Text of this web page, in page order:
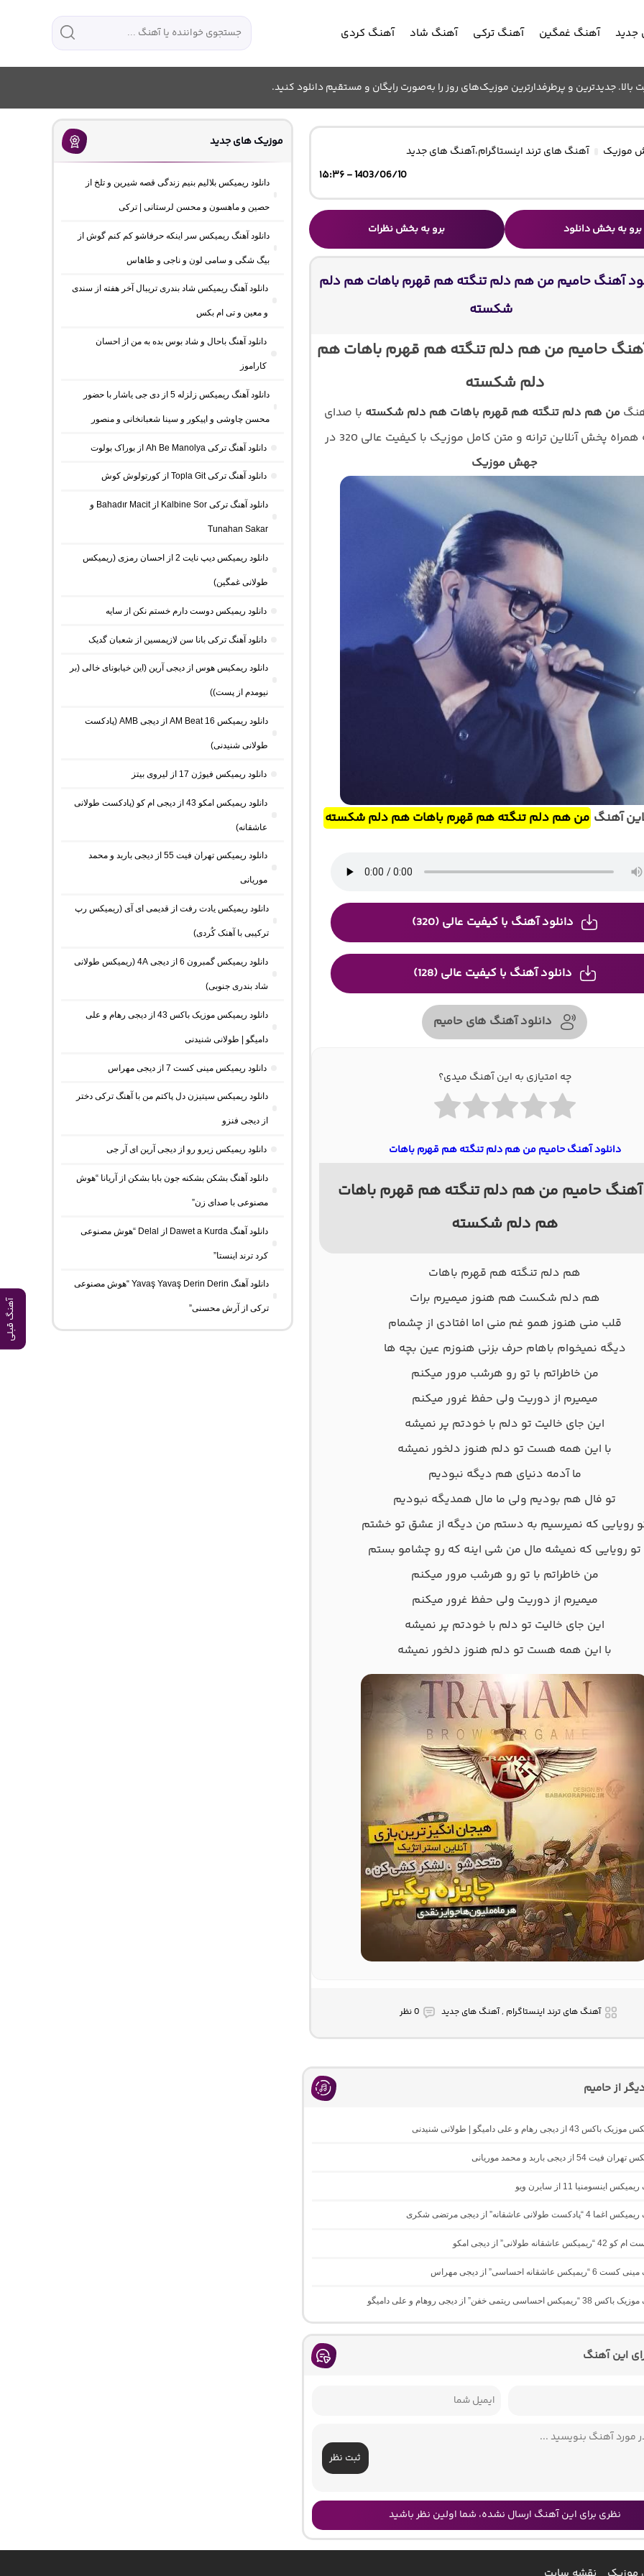
آهنگ قبلی
جدید آهنگ غمگین آهنگ ترکی آهنگ شاد آهنگ کردی
جدیدترین و پرطرفدارترین موزیک‌های روز را به‌صورت رایگان و مستقیم دانلود کنید.
موزیک آهنگ های ترند اینستاگرام،آهنگ های جدید
1403/06/10 - ۱۵:۳۶
برو به بخش دانلود برو به بخش نظرات
آهنگ حامیم من هم دلم تنگته هم قهرم باهات هم دلم
شکسته
آهنگ حامیم من هم دلم تنگته هم قهرم باهات هم
دلم شکسته
من هم دلم تنگته هم قهرم باهات هم دلم شکسته با صدای
همراه پخش آنلاین ترانه و متن کامل موزیک با کیفیت عالی 320 در
جهش موزیک
آهنگ من هم دلم تنگته هم قهرم باهات هم دلم شکسته
دانلود آهنگ با کیفیت عالی (320)
دانلود آهنگ با کیفیت عالی (128)
دانلود آهنگ های حامیم
چه امتیازی به این آهنگ میدی؟
دانلود آهنگ حامیم من هم دلم تنگته هم قهرم باهات
حامیم من هم دلم تنگته هم قهرم باهات
هم دلم شکسته
هم دلم تنگته هم قهرم باهات
هم دلم شکست هم هنوز میمیرم برات
قلب منی هنوز همو غم منی اما افتادی از چشمام
دیگه نمیخوام باهام حرف بزنی هنوزم عین بچه ها
من خاطراتم با تو رو هرشب مرور میکنم
میمیرم از دوریت ولی حفظ غرور میکنم
این جای خالیت تو دلم با خودتم پر نمیشه
با این همه هست تو دلم هنوز دلخور نمیشه
ما آدمه دنیای هم دیگه نبودیم
تو فال هم بودیم ولی ما مال همدیگه نبودیم
رویایی که نمیرسیم به دستم من دیگه از عشق تو خشتم
تو رویایی که نمیشه مال من شی اینه که رو چشامو بستم
من خاطراتم با تو رو هرشب مرور میکنم
میمیرم از دوریت ولی حفظ غرور میکنم
این جای خالیت تو دلم با خودتم پر نمیشه
با این همه هست تو دلم هنوز دلخور نمیشه
آهنگ های ترند اینستاگرام , آهنگ های جدید 0 نظر
از حامیم
از دیجی رهام و علی دامیگو | طولانی شنیدنی
54 از دیجی باربد و محمد موریانی
اینسومنیا 11 از سایرن ویو
طولانی عاشقانه” از دیجی مرتضی شکری
طولانی” از دیجی امکو
عاشقانه احساسی” از دیجی مهراس
ریتمی خفن” از دیجی روهام و علی دامیگو
این آهنگ
ثبت نظر
نظری برای این آهنگ ارسال نشده، شما اولین نظر باشید
موزیک های جدید
دانلود ریمیکس بلالیم بنیم زندگی قصه شیرین و تلخ از
حصین و ماهسون و محسن لرستانی | ترکی
دانلود آهنگ ریمیکس سر اینکه حرفاشو کم کنم گوش از
بیگ شگی و سامی لون و ناجی و طاهاس
دانلود آهنگ ریمیکس شاد بندری تریبال آخر هفته از سندی
و معین و تی ام بکس
دانلود آهنگ باحال و شاد بوس بده به من از احسان
کاراموز
دانلود آهنگ ریمیکس زلزله 5 از دی جی یاشار با حضور
محسن چاوشی و اپیکور و سینا شعبانخانی و منصور
دانلود آهنگ ترکی Ah Be Manolya از بوراک بولوت
دانلود آهنگ ترکی Topla Git از کورتولوش کوش
دانلود آهنگ ترکی Kalbine Sor از Bahadır Macit و
Tunahan Sakar
دانلود ریمیکس دیپ نایت 2 از احسان رمزی (ریمیکس
طولانی غمگین)
دانلود ریمیکس دوست دارم خستم نکن از سایه
دانلود آهنگ ترکی بانا سن لازیمسین از شعبان گدیک
دانلود ریمکیس هوس از دیجی آرین (این خیابونای خالی (بر
نیومدم از پست))
دانلود ریمیکس AM Beat 16 از دیجی AMB (پادکست
طولانی شنیدنی)
دانلود ریمیکس فیوژن 17 از لیروی بیتز
دانلود ریمیکس امکو 43 از دیجی ام کو (پادکست طولانی
عاشقانه)
دانلود ریمیکس تهران فیت 55 از دیجی باربد و محمد
موریانی
دانلود ریمیکس یادت رفت از قدیمی ای آی (ریمیکس رپ
ترکیبی با آهنک کُردی)
دانلود ریمیکس گمبرون 6 از دیجی 4A (ریمیکس طولانی
شاد بندری جنوبی)
دانلود ریمیکس موزیک باکس 43 از دیجی رهام و علی
دامیگو | طولانی شنیدنی
دانلود ریمیکس مینی کست 7 از دیجی مهراس
دانلود ریمیکس سیتیزن دل پاکتم من با آهنگ ترکی دختر
از دیجی فنزو
دانلود ریمیکس زیرو رو از دیجی آرین ای آر جی
دانلود آهنگ بشکن بشکنه جون بابا بشکن از آریانا “هوش
مصنوعی با صدای زن”
دانلود آهنگ Dawet a Kurda از Delal “هوش مصنوعی
کرد ترند اینستا”
دانلود آهنگ Yavaş Yavaş Derin Derin “هوش مصنوعی
ترکی از آرش محسنی”